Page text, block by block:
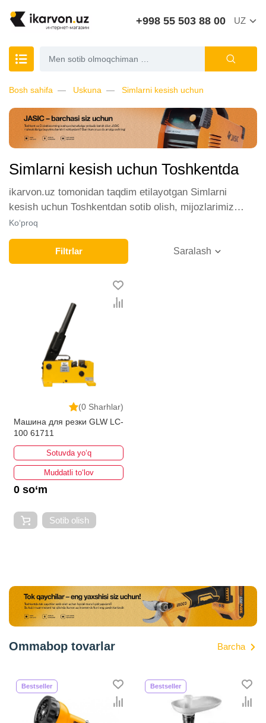
+998 55 503 88 00 UZ
Bosh sahifa Uskuna Simlarni kesish uchun
Simlarni kesish uchun Toshkentda
ikarvon.uz tomonidan taqdim etilayotgan Simlarni
kesish uchun Toshkentdan sotib olish, mijozlarimiz
orasida katta talabga ega. Biz ushbu toifadagi tovarlarni
sotish uchun eng yaxshi sharoitlarni ta'minlaymiz.
Onlayn do'konda Simlarni kesish uchun yetakchi ishlab
chiqaruvchilar va brendlar tomonidan taqdim etilgan
bo'lib, ularning ro'yxati doimiy ravishda kengayib
bormoqda. Biz butun mamlakat bo'ylab tovarlarni
istalgan miqdorda yetkazib beramiz. Bularning barchasi
O'zbekistondagi eng yaxshi narx bilan qo’shimcha
qilingan, ikarvon.uz dan Simlarni kesish uchun - bu eng
keng narxlar oralig'i. Va bu yerda Simlarni kesish uchun
toifasidagi har bir element uchun optimal narx mavjud.
Ko‘proq
Filtrlar Saralash
(0 Sharhlar)
Машина для резки GLW LC-
100 61711
Sotuvda yo‘q
Muddatli to‘lov
0 so‘m
Sotib olish
Ommabop tovarlar Barcha
Bestseller Bestseller